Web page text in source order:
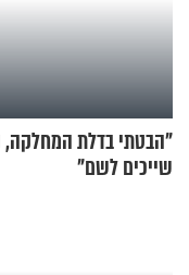
"הבטתי בדלת המחלקה,
שייכים לשם"